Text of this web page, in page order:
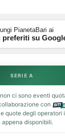
PianetaBari ai
preferiti su
SERIE A
ci sono eventi
con
quote degli operatori
appena disponibili.